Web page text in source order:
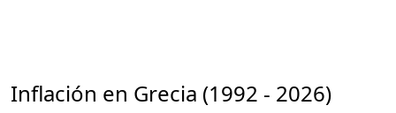
Inflación en Grecia (1992 - 2026)